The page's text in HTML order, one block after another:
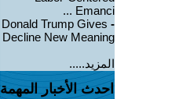
Emanci ...
-
Donald Trump Gives
Decline New Meaning
المزيد.....
احدث الأخبار المهمة